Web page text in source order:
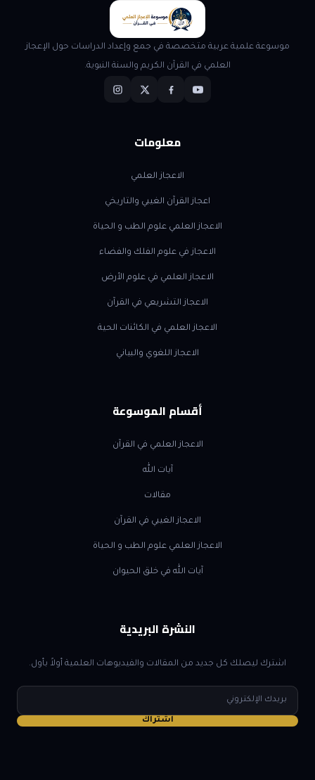
موسوعة علمية عربية متخصصة في جمع وإعداد الدراسات حول الإعجاز
العلمي في القرآن الكريم والسنة النبوية.
معلومات
الاعجاز العلمي
اعجاز القرآن الغيبي والتاريخي
الاعجاز العلمي علوم الطب و الحياة
الاعجاز في علوم الفلك والفضاء
الاعجاز العلمي في علوم الأرض
الاعجاز التشريعي في القرآن
الاعجاز العلمي في الكائنات الحية
الاعجاز اللغوي والبياني
أقسام الموسوعة
الاعجاز العلمي في القرآن
آيات الله
مقالات
الاعجاز الغيبي في القرآن
الاعجاز العلمي علوم الطب و الحياة
آيات الله في خلق الحيوان
النشرة البريدية
اشترك ليصلك كل جديد من المقالات والفيديوهات العلمية أولاً بأول.
البريد
الإلكتروني
اشتراك